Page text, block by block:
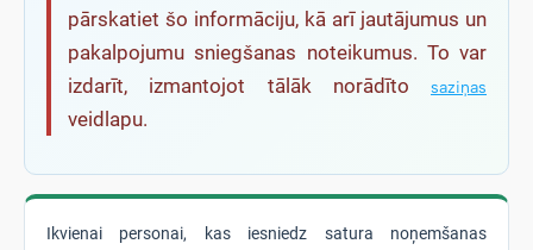
pārskatiet šo informāciju, kā arī jautājumus un
pakalpojumu sniegšanas noteikumus. To var
izdarīt, izmantojot tālāk norādīto saziņas
veidlapu.
Ikvienai personai, kas iesniedz satura noņemšanas